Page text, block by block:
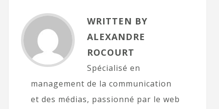
WRITTEN BY
ALEXANDRE
ROCOURT
Spécialisé en
management de la communication
et des médias, passionné par le web